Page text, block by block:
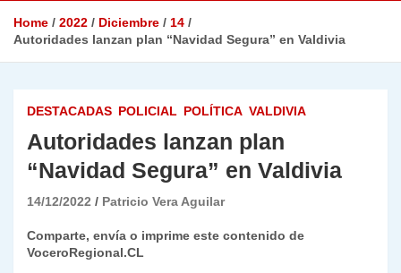
Home 2022 Diciembre
14
Autoridades lanzan plan “Navidad Segura” en Valdivia
DESTACADAS POLICIAL POLÍTICA VALDIVIA
Autoridades lanzan plan
“Navidad Segura” en Valdivia
14/12/2022 Patricio Vera Aguilar
Comparte, envía o imprime este contenido de
VoceroRegional.CL